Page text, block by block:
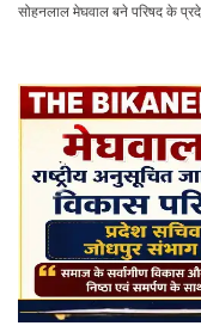
सोहनलाल मेघवाल बने परिषद के